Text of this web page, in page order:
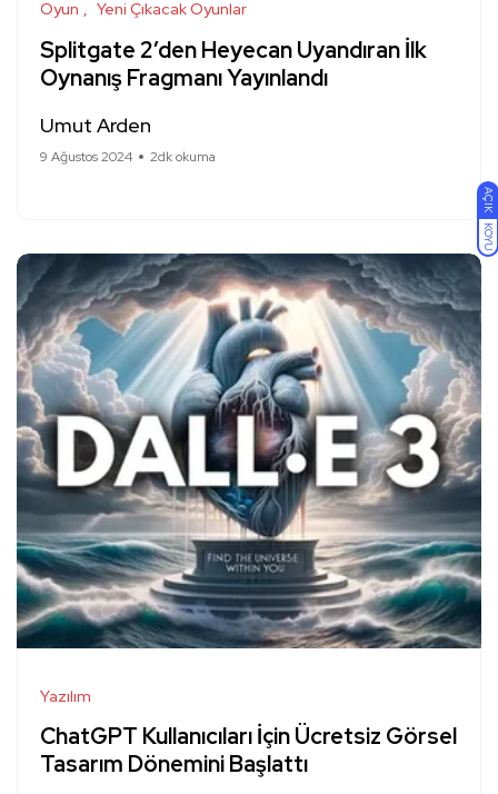
AÇIK
KOYU
Oyun Yeni Çıkacak Oyunlar
Splitgate 2’den Heyecan Uyandıran İlk
Oynanış Fragmanı Yayınlandı
Umut Arden
9 Ağustos 2024 2dk okuma
Yazılım
ChatGPT Kullanıcıları İçin Ücretsiz Görsel
Tasarım Dönemini Başlattı